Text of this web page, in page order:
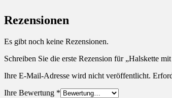
Rezensionen
Es gibt noch keine Rezensionen.
Schreiben Sie die erste Rezension für „Halskette
Ihre E-Mail-Adresse wird nicht veröffentlicht.
Ihre Bewertung *